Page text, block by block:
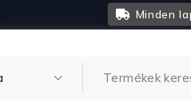
Minden